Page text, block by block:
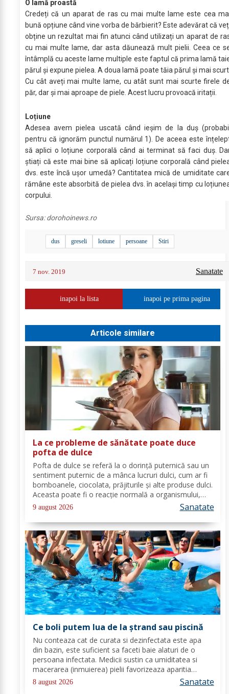
O lamă proastă
Credeți că un aparat de ras cu mai multe lame este cea
bună opțiune când vine vorba de bărbierit? Este adevărat că
obține un rezultat mai fin atunci când utilizați un aparat de
cu mai multe lame, dar asta dăunează mult pielii. Ceea ce
întâmplă cu aceste lame multiple este faptul că prima lamă
părul și expune pielea. A doua lamă poate tăia părul și mai
Cu cât aveți mai multe lame, cu atât sunt mai scurte firele
păr, dar și mai aproape de piele. Acest lucru provoacă iritații.
Loțiune
Adesea avem pielea uscată când ieșim de la duș
pentru că ignorăm punctul numărul 1). De aceea este
să aplici o loțiune corporală când ai terminat să faci duș.
știați că este mai bine să aplicați loțiune corporală când
dvs. este încă ușor umedă? Cantitatea mică de umiditate
rămâne este absorbită de pielea dvs. în același timp cu
corpului.
Sursa:dorohoinews.ro
dus greseli lotiune persoane Stiri
7 nov. 2019 Sanatate
inapoi la lista inapoi pe prima pagina
Articole similare
La ce probleme de sănătate poate duce
pofta de dulce
Pofta de dulce se referă la o dorință puternică sau un
sentiment puternic de a mânca lucruri dulci, cum ar fi
bomboanele, ciocolata, prăjiturile și alte produse dulci.
Aceasta poate fi o reacție normală a organismului,
deoarece majoritatea oamenilor au o preferință
pentru dulceață. Cu toate...
9 august 2026 Sanatate
Ce boli putem lua de la ștrand sau piscină
Nu conteaza cat de curata si dezinfectata este apa
din bazin, este suficient sa faceti baie alaturi de o
persoana infectata. Medicii sustin ca umiditatea si
macerarea (inmuierea) pielii favorizeaza aparitia
infectiilor micotice, care prin apa se transmit mult mai
usor. Cel mai intalnit tip de...
8 august 2026 Sanatate